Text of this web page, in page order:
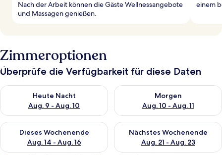
Nach der Arbeit können die Gäste Wellnessangebote
und Massagen genießen.
einem
Zimmeroptionen
Überprüfe die Verfügbarkeit für diese Daten
Heute Nacht
Aug. 9 - Aug. 10
Überprüfe die Verfügbarkeit für heute Nacht, Aug. 9 - Aug.
Morgen
Aug. 10 - Aug. 11
Überprüfe die Verfügbarkeit
Dieses Wochenende
Aug. 14 - Aug. 16
Überprüfe die Verfügbarkeit für dieses Wochenende, Aug. 14
Nächstes Wochenende
Aug. 21 - Aug. 23
Überprüfe die Verfügbarkeit